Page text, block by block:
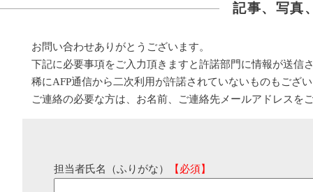
記事、写真
お問い合わせありがとうございます。
下記に必要事項をご入力頂きますと許諾部門に情報が送信
稀にAFP通信から二次利用が許諾されていないものもござ
ご連絡の必要な方は、お名前、ご連絡先メールアドレスを
担当者氏名（ふりがな） 【必須】